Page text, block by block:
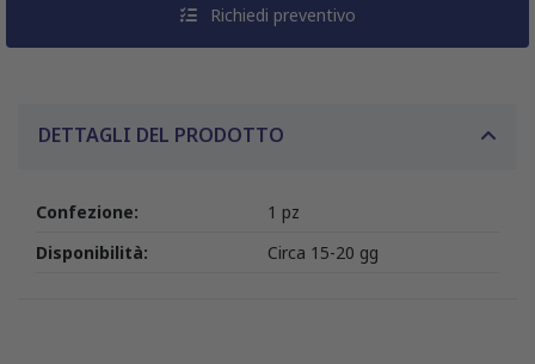
Richiedi preventivo
DETTAGLI DEL PRODOTTO
Confezione:
1 pz
Disponibilità:
Circa 15-20 gg